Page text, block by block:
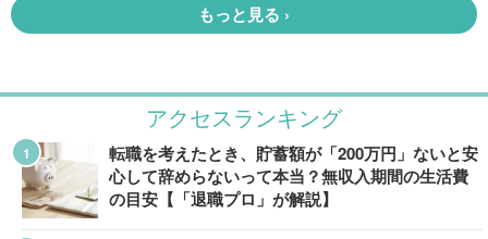
アクセスランキング
転職を考えたとき、貯蓄額が「200万円」ないと安
心して辞めらないって本当？無収入期間の生活費
の目安【「退職プロ」が解説】